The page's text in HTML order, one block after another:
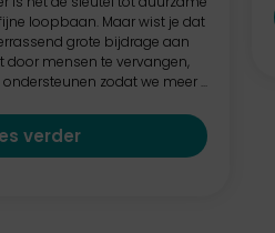
loopbaan. Maar wist je dat
grote bijdrage aan
door mensen te vervangen,
zodat we meer ...
verder